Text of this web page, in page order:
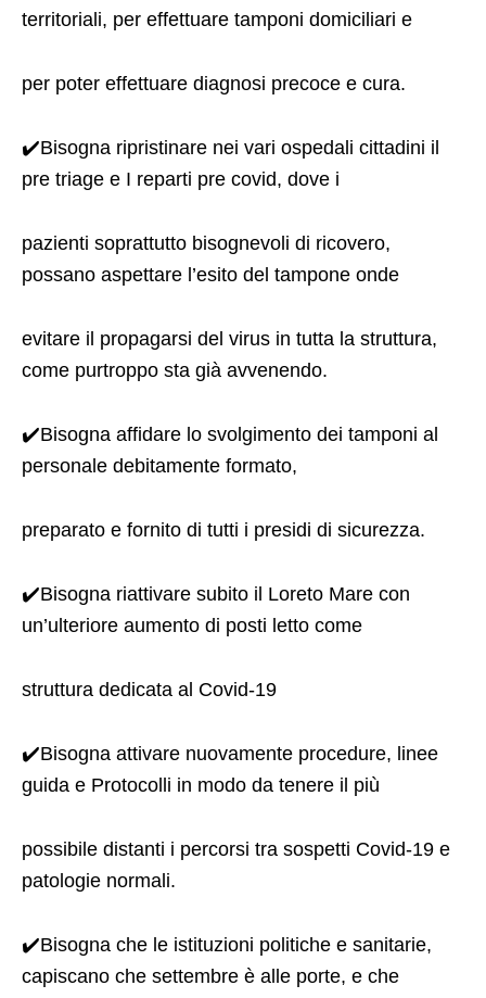
territoriali, per effettuare tamponi domiciliari e
per poter effettuare diagnosi precoce e cura.
✔️Bisogna ripristinare nei vari ospedali cittadini il
pre triage e I reparti pre covid, dove i
pazienti soprattutto bisognevoli di ricovero,
possano aspettare l’esito del tampone onde
evitare il propagarsi del virus in tutta la struttura,
come purtroppo sta già avvenendo.
✔️Bisogna affidare lo svolgimento dei tamponi al
personale debitamente formato,
preparato e fornito di tutti i presidi di sicurezza.
✔️Bisogna riattivare subito il Loreto Mare con
un’ulteriore aumento di posti letto come
struttura dedicata al Covid-19
✔️Bisogna attivare nuovamente procedure, linee
guida e Protocolli in modo da tenere il più
possibile distanti i percorsi tra sospetti Covid-19 e
patologie normali.
✔️Bisogna che le istituzioni politiche e sanitarie,
capiscano che settembre è alle porte, e che